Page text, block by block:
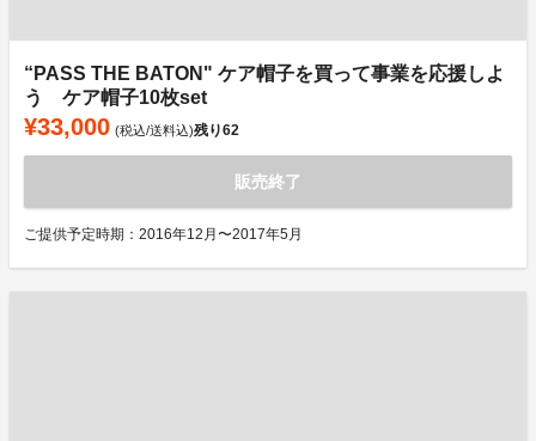
“PASS THE BATON" ケア帽子を買って事業を応援しよ
う ケア帽子10枚set
¥33,000 (税込/送料込)残り62
販売終了
ご提供予定時期：2016年12月〜2017年5月